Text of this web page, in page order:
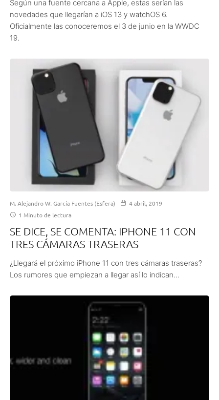
Según una fuente cercana a Apple, estas serían las
novedades que llegarían a iOS 13 y watchOS 6.
Oficialmente las conoceremos el 3 de junio en la WWDC
19.
M. Alejandro W. García Fuentes (Esfera)
4 abril, 2019
1 Minuto de lectura
SE DICE, SE COMENTA: IPHONE 11 CON
TRES CÁMARAS TRASERAS
¿Llegará el próximo iPhone 11 con tres cámaras traseras?
Los rumores que empiezan a llegar así lo indican...